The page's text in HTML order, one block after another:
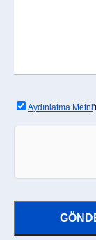
Aydınlatma Metni